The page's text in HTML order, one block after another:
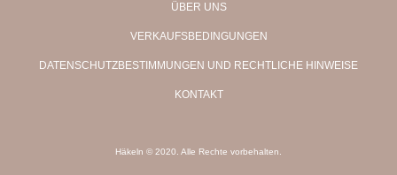
ÜBER UNS
VERKAUFSBEDINGUNGEN
DATENSCHUTZBESTIMMUNGEN UND RECHTLICHE HINWEISE
KONTAKT
Häkeln © 2020. Alle Rechte vorbehalten.